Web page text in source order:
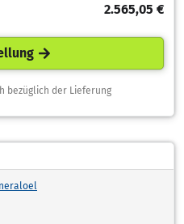
2.565,05 €
bezüglich der Lieferung